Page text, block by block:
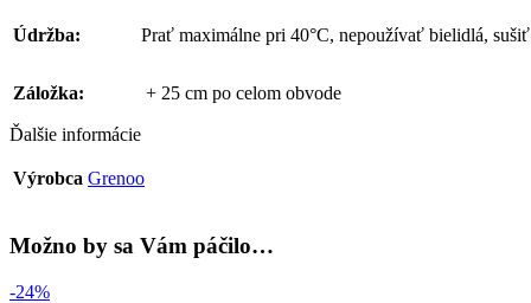
Údržba: Prať maximálne pri 40°C, nepoužívať bielidlá,
Záložka: + 25 cm po celom obvode
Ďalšie informácie
Výrobca Grenoo
Možno by sa Vám páčilo…
-24%